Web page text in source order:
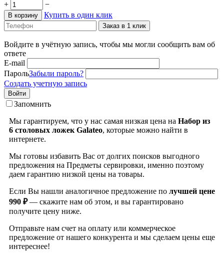
+ −
В корзину Купить в один клик
Заказ в 1 клик
Войдите в учётную запись, чтобы мы могли сообщить вам об
ответе
E-mail
ПарольЗабыли пароль?
Создать учетную запись
Войти
Запомнить
Мы гарантируем, что у нас самая низкая цена на Набор из
6 столовых ложек Galateo, которые можно найти в
интернете.
Мы готовы избавить Вас от долгих поисков выгодного
предложения на Предметы сервировки, именно поэтому
даем гарантию низкой цены на товары.
Если Вы нашли аналогичное предложение по лучшей цене
990 ₽— скажите нам об этом, и вы гарантировано
получите цену ниже.
Отправьте нам счет на оплату или коммерческое
предложение от нашего конкурента и мы сделаем цены еще
интереснее!